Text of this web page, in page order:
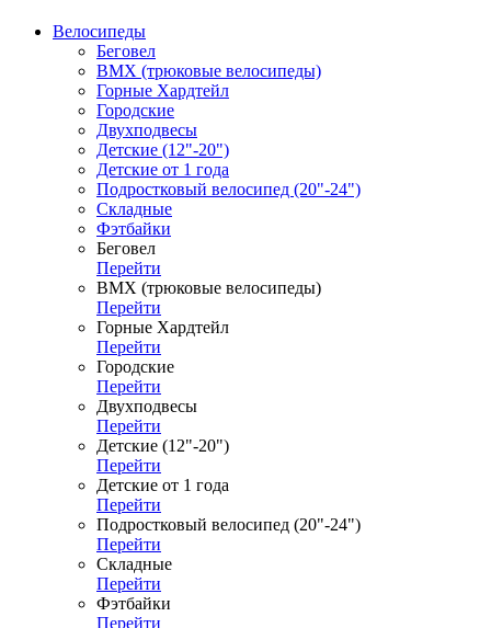
Велосипеды
Беговел
ВМХ (трюковые велосипеды)
Горные Хардтейл
Городские
Двухподвесы
Детские (12"-20")
Детские от 1 года
Подростковый велосипед (20"-24")
Складные
Фэтбайки
Беговел
Перейти
ВМХ (трюковые велосипеды)
Перейти
Горные Хардтейл
Перейти
Городские
Перейти
Двухподвесы
Перейти
Детские (12"-20")
Перейти
Детские от 1 года
Перейти
Подростковый велосипед (20"-24")
Перейти
Складные
Перейти
Фэтбайки
Перейти